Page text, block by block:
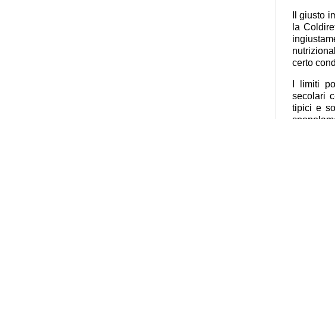
Il giusto
la
certo
I limiti
secolari
tipici e